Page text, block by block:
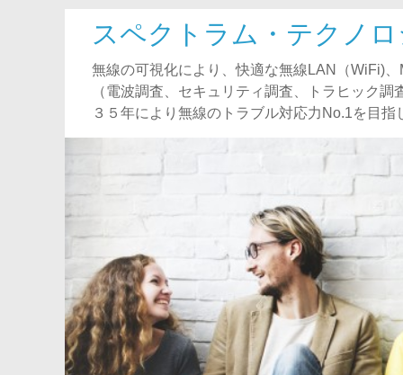
スペクトラム・テクノ
無線の可視化により、快適な無線LAN（WiFi)
（電波調査、セキュリティ調査、トラヒック
３５年により無線のトラブル対応力No.1を目